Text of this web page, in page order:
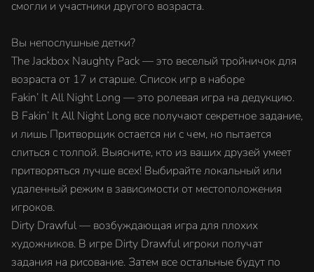
смогли и участники другого возраста.
Вы непослушные детки?
The Jackbox Naughty Pack — это веселый тройничок для
возраста от 17 и старше. Список игр в наборе
Fakin’ It All Night Long — это ролевая игра на дедукцию.
В Fakin’ It All Night Long все получают секретное задание,
и лишь Притворщик остается ни с чем, но пытается
слиться с толпой. Выясните, кто из ваших друзей умеет
притворяться лучше всех! Выбирайте локальный или
удаленный режим в зависимости от местоположения
игроков.
Dirty Drawful — возбуждающая игра для плохих
художников. В игре Dirty Drawful игроки получат
задания на рисование. Затем все остальные будут по